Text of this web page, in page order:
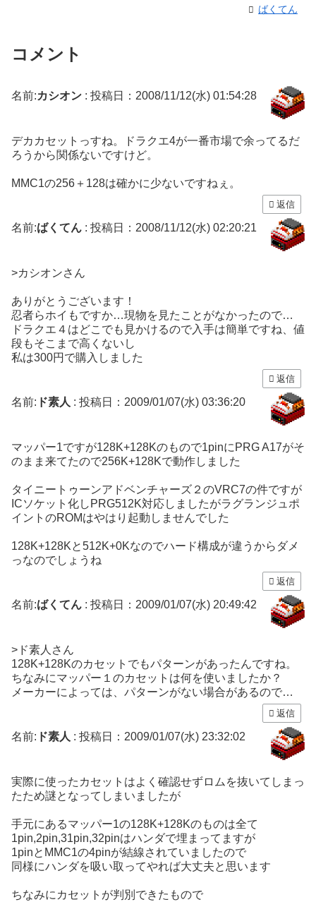
ばくてん
コメント
名前:カシオン : 投稿日：2008/11/12(水) 01:54:28
デカカセットっすね。ドラクエ4が一番市場で余ってるだ
ろうから関係ないですけど。
MMC1の256＋128は確かに少ないですねぇ。
返信
名前:ばくてん : 投稿日：2008/11/12(水) 02:20:21
>カシオンさん
ありがとうございます！
忍者らホイもですか…現物を見たことがなかったので…
ドラクエ４はどこでも見かけるので入手は簡単ですね、値
段もそこまで高くないし
私は300円で購入しました
返信
名前: ド素人 : 投稿日：2009/01/07(水) 03:36:20
マッパー1ですが128K+128Kのもので1pinにPRG A17がそ
のまま来てたので256K+128Kで動作しました
タイニートゥーンアドベンチャーズ２のVRC7の件ですが
ICソケット化しPRG512K対応しましたがラグランジュポ
イントのROMはやはり起動しませんでした
128K+128Kと512K+0Kなのでハード構成が違うからダメ
っなのでしょうね
返信
名前:ばくてん : 投稿日：2009/01/07(水) 20:49:42
>ド素人さん
128K+128Kのカセットでもパターンがあったんですね。
ちなみにマッパー１のカセットは何を使いましたか？
メーカーによっては、パターンがない場合があるので…
返信
名前: ド素人 : 投稿日：2009/01/07(水) 23:32:02
実際に使ったカセットはよく確認せずロムを抜いてしまっ
たため謎となってしまいましたが
手元にあるマッパー1の128K+128Kのものは全て
1pin,2pin,31pin,32pinはハンダで埋まってますが
1pinとMMC1の4pinが結線されていましたので
同様にハンダを吸い取ってやれば大丈夫と思います
ちなみにカセットが判別できたもので